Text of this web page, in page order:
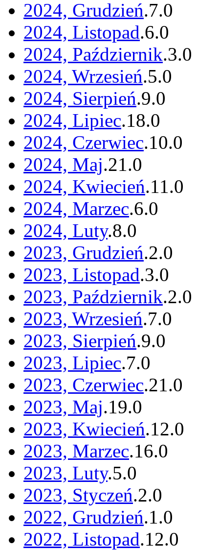
2024, Grudzień.7.0
2024, Listopad.6.0
2024, Październik.3.0
2024, Wrzesień.5.0
2024, Sierpień.9.0
2024, Lipiec.18.0
2024, Czerwiec.10.0
2024, Maj.21.0
2024, Kwiecień.11.0
2024, Marzec.6.0
2024, Luty.8.0
2023, Grudzień.2.0
2023, Listopad.3.0
2023, Październik.2.0
2023, Wrzesień.7.0
2023, Sierpień.9.0
2023, Lipiec.7.0
2023, Czerwiec.21.0
2023, Maj.19.0
2023, Kwiecień.12.0
2023, Marzec.16.0
2023, Luty.5.0
2023, Styczeń.2.0
2022, Grudzień.1.0
2022, Listopad.12.0